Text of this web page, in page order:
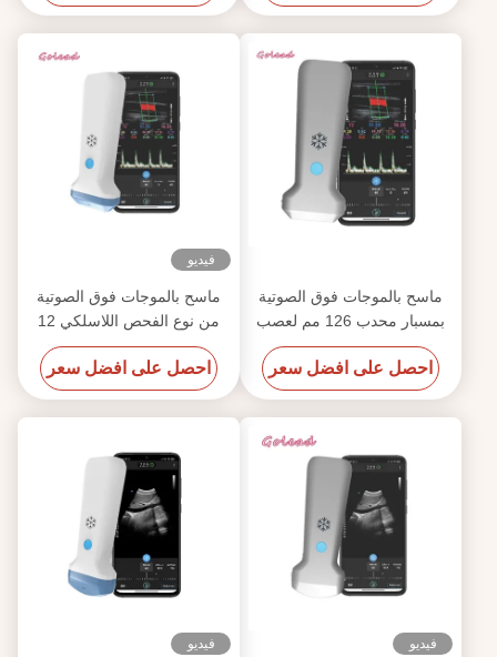
ماسح بالموجات فوق الصوتية
بمسبار محدب 126 مم لعصب
MSK الوعائي
احصل على افضل سعر
فيديو
ماسح بالموجات فوق الصوتية
من نوع الفحص اللاسلكي 12
ميجا هرتز 3000 مللي أمبير في
الساعة لهاتف Iphone
احصل على افضل سعر
فيديو فيديو